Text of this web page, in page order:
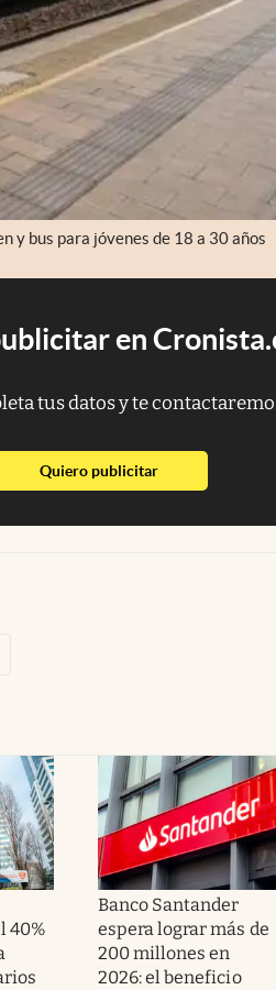
y bus para jóvenes de 18 a 30 años
en
tus datos y te
Quiero publicitarabre en nueva
40%
Banco Santander
espera lograr más de
200 millones en
2026: el beneficio